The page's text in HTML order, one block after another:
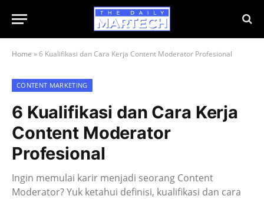
Home »6 Kualifikasi dan Cara Kerja Content Moderator Profesional
CONTENT MARKETING
6 Kualifikasi dan Cara Kerja
Content Moderator
Profesional
Ingin memulai karir menjadi seorang Content
Moderator? Yuk ketahui definisi, kualifikasi dan cara